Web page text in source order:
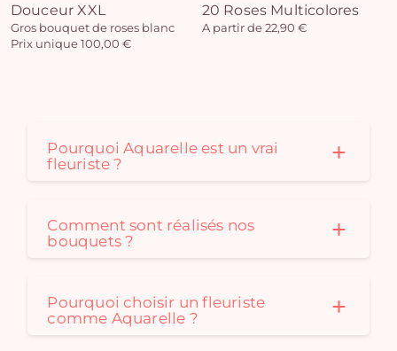
Douceur XXL
Gros bouquet de roses blanc
Prix unique 100,00 €
20 Roses Multicolores
A partir de 22,90 €
Pourquoi Aquarelle est un vrai
fleuriste ?
Comment sont réalisés nos
bouquets ?
Pourquoi choisir un fleuriste
comme Aquarelle ?